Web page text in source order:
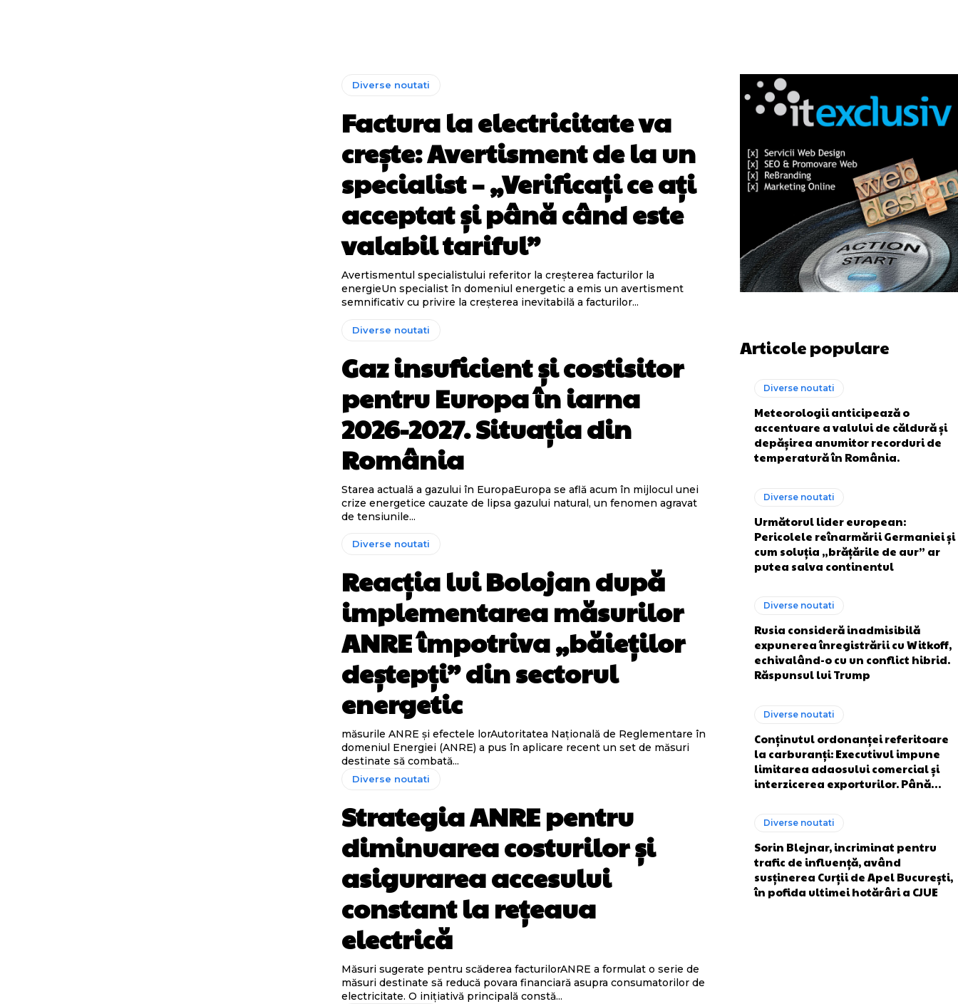
Diverse noutati
Factura la electricitate va
crește: Avertisment de la un
specialist – „Verificați ce ați
acceptat și până când este
valabil tariful”
Avertismentul specialistului referitor la creșterea facturilor la
energieUn specialist în domeniul energetic a emis un avertisment
semnificativ cu privire la creșterea inevitabilă a facturilor...
Diverse noutati
Gaz insuficient și costisitor
pentru Europa în iarna
2026-2027. Situația din
România
Starea actuală a gazului în EuropaEuropa se află acum în mijlocul unei
crize energetice cauzate de lipsa gazului natural, un fenomen agravat
de tensiunile...
Diverse noutati
Reacția lui Bolojan după
implementarea măsurilor
ANRE împotriva „băieților
deștepți” din sectorul
energetic
măsurile ANRE și efectele lorAutoritatea Națională de Reglementare în
domeniul Energiei (ANRE) a pus în aplicare recent un set de măsuri
destinate să combată...
Diverse noutati
Strategia ANRE pentru
diminuarea costurilor și
asigurarea accesului
constant la rețeaua
electrică
Măsuri sugerate pentru scăderea facturilorANRE a formulat o serie de
măsuri destinate să reducă povara financiară asupra consumatorilor de
electricitate. O inițiativă principală constă...
Articole populare
Diverse noutati
Meteorologii anticipează o
accentuare a valului de căldură și
depășirea anumitor recorduri de
temperatură în România.
Diverse noutati
Următorul lider european:
Pericolele reînarmării Germaniei și
cum soluția „brățările de aur” ar
putea salva continentul
Diverse noutati
Rusia consideră inadmisibilă
expunerea înregistrării cu Witkoff,
echivalând-o cu un conflict hibrid.
Răspunsul lui Trump
Diverse noutati
Conținutul ordonanței referitoare
la carburanți: Executivul impune
limitarea adaosului comercial și
interzicerea exporturilor. Până…
Diverse noutati
Sorin Blejnar, incriminat pentru
trafic de influență, având
susținerea Curții de Apel București,
în pofida ultimei hotărâri a CJUE